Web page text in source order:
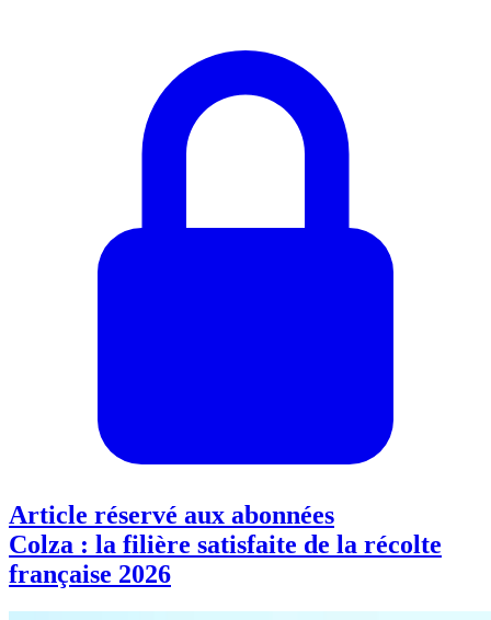
Article réservé aux abonnées
Colza : la filière satisfaite de la récolte
française 2026